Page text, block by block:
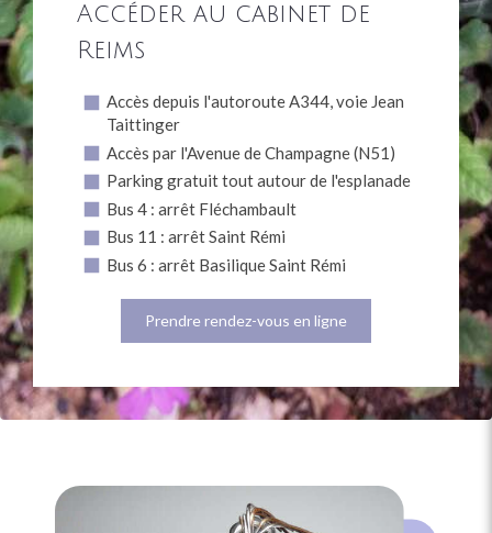
Accéder au cabinet de
Reims
Accès depuis l'autoroute A344, voie Jean
Taittinger
Accès par l'Avenue de Champagne (N51)
Parking gratuit tout autour de l'esplanade
Bus 4 : arrêt Fléchambault
Bus 11 : arrêt Saint Rémi
Bus 6 : arrêt Basilique Saint Rémi
Prendre rendez-vous en ligne